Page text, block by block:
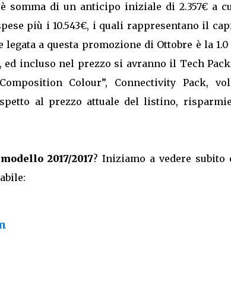
somma di un anticipo iniziale di 2.357€ a
più i 10.543€, i quali rappresentano il
a questa promozione di Ottobre è la 1.0
incluso nel prezzo si avranno il Tech
Colour”, Connectivity Pack,
al prezzo attuale del listino,
2017/2017? Iniziamo a vedere subito